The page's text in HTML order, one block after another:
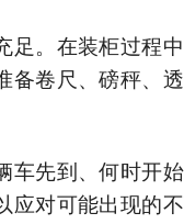
足。在装柜过程
备卷尺、磅秤、
先到、何时开始
应对可能出现的